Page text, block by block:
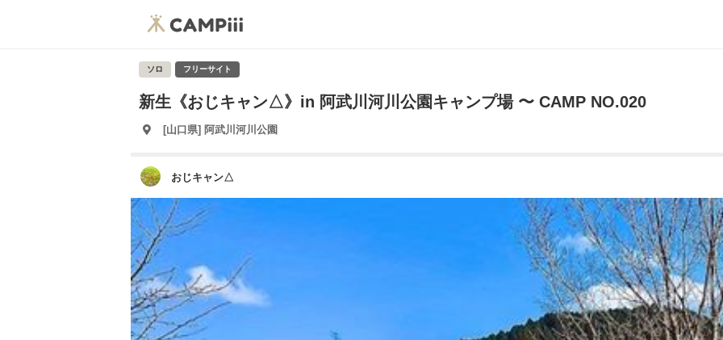
ソロ フリーサイト
新生《おじキャン△》in 阿武川河川公園キャンプ場 〜 CAMP NO.020
[山口県] 阿武川河川公園
おじキャン△